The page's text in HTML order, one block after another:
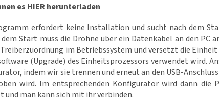
es HIER herunterladen
erfordert keine Installation und sucht nach dem
dem Start muss die Drohne über ein Datenkabel an den PC
im Betriebssystem und versetzt die
(Upgrade) des Einheitsprozessors verwendet wird.
indem wir sie trennen und erneut an den USB-
wird. Im entsprechenden Konfigurator wird dann die
und man kann sich mit ihr verbinden.